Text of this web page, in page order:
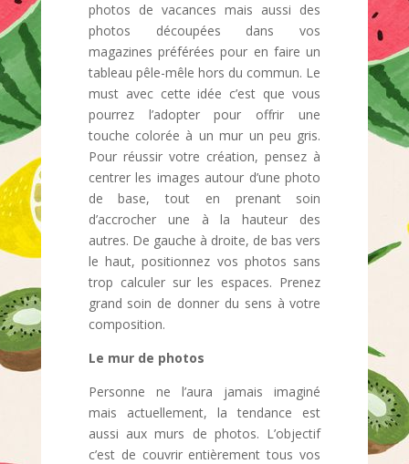
photos de vacances mais aussi des
photos découpées dans vos
magazines préférées pour en faire un
tableau pêle-mêle hors du commun. Le
must avec cette idée c’est que vous
pourrez l’adopter pour offrir une
touche colorée à un mur un peu gris.
Pour réussir votre création, pensez à
centrer les images autour d’une photo
de base, tout en prenant soin
d’accrocher une à la hauteur des
autres. De gauche à droite, de bas vers
le haut, positionnez vos photos sans
trop calculer sur les espaces. Prenez
grand soin de donner du sens à votre
composition.
Le mur de photos
Personne ne l’aura jamais imaginé
mais actuellement, la tendance est
aussi aux murs de photos. L’objectif
c’est de couvrir entièrement tous vos